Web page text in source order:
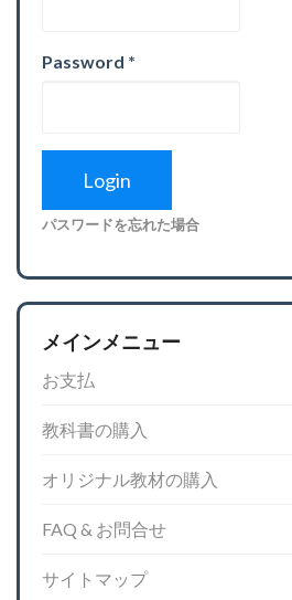
Password *
パスワードを忘れた場合
メインメニュー
お支払
教科書の購入
オリジナル教材の購入
FAQ & お問合せ
サイトマップ